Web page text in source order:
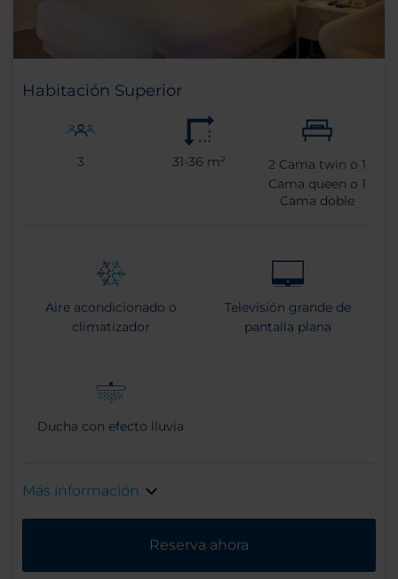
Habitación Superior
3 31-36 m² 2 Cama twin o 1
Cama queen o 1
Cama doble
Aire acondicionado o
climatizador
Televisión grande de
pantalla plana
Ducha con efecto lluvia
Más información
Reserva ahora